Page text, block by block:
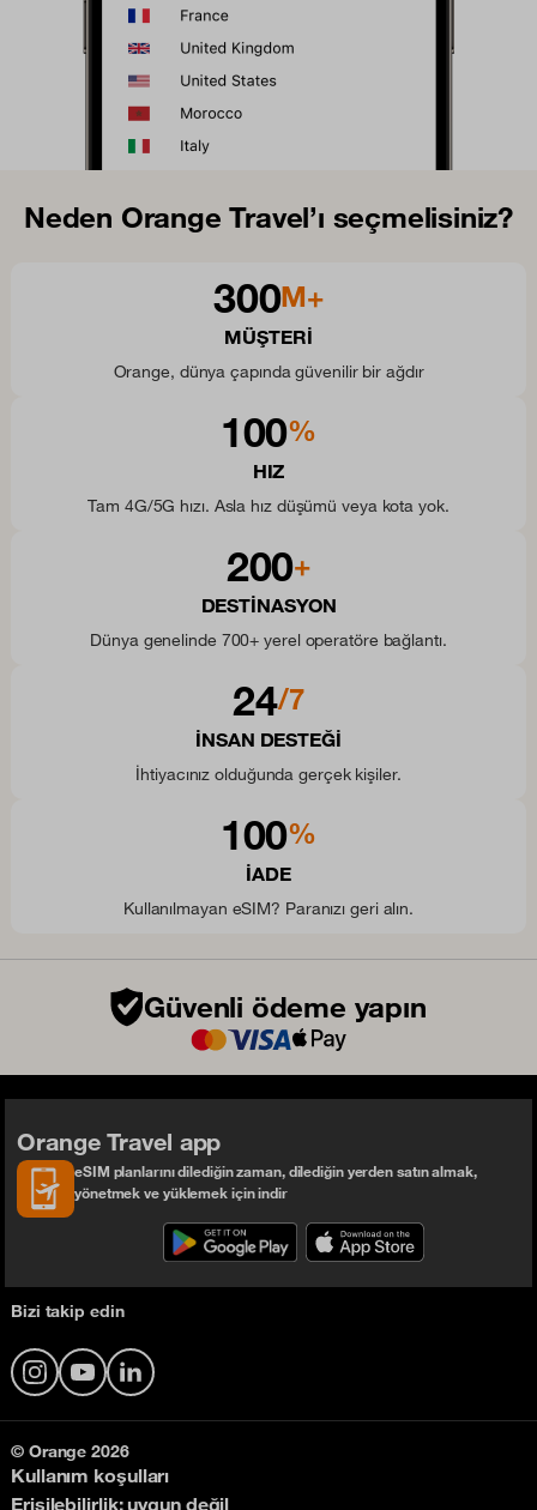
Neden Orange Travel’ı seçmelisiniz?
300M+
MÜŞTERI
Orange, dünya çapında güvenilir bir ağdır
100%
HIZ
Tam 4G/5G hızı. Asla hız düşümü veya kota yok.
200+
DESTINASYON
Dünya genelinde 700+ yerel operatöre bağlantı.
24/7
INSAN DESTEĞI
İhtiyacınız olduğunda gerçek kişiler.
100%
IADE
Kullanılmayan eSIM? Paranızı geri alın.
Güvenli ödeme yapın
Orange Travel app
eSIM planlarını dilediğin zaman, dilediğin yerden satın almak,
yönetmek ve yüklemek için indir
Bizi takip edin
InstagramYouTubeLinkedIn
© Orange 2026
Kullanım koşulları
Erişilebilirlik: uygun değil